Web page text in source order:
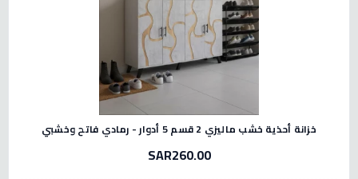
خزانة أحذية خشب ماليزي 2 قسم 5 أدوار - رمادي فاتح وخشبي
SAR260.00